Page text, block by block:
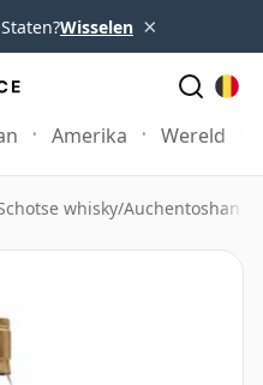
Wisselen ×
Amerika Wereld
whisky/Auchentoshan